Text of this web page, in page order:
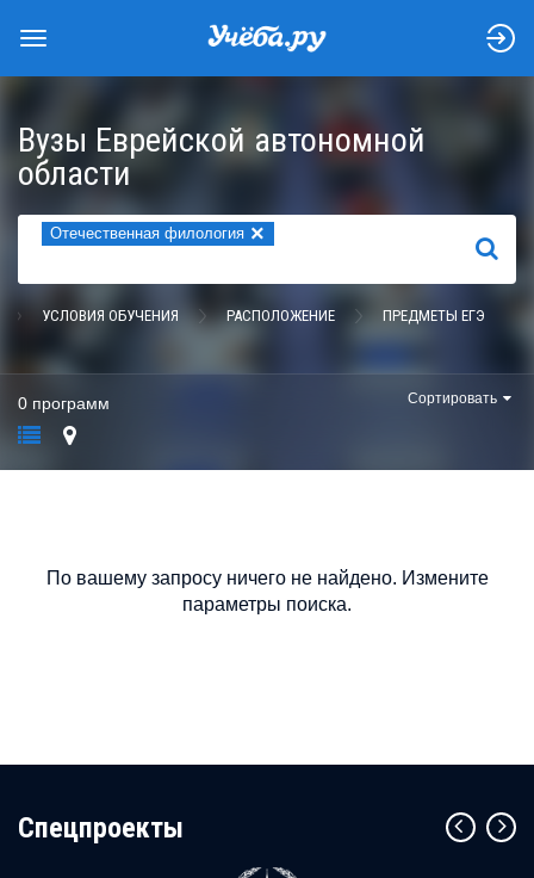
Вузы Еврейской автономной
области
Отечественная филология ×
НАЙТИ
УСЛОВИЯ ОБУЧЕНИЯ РАСПОЛОЖЕНИЕ ПРЕДМЕТЫ ЕГЭ
0 программ Сортировать
По вашему запросу ничего не найдено. Измените
параметры поиска.
Cпецпроекты